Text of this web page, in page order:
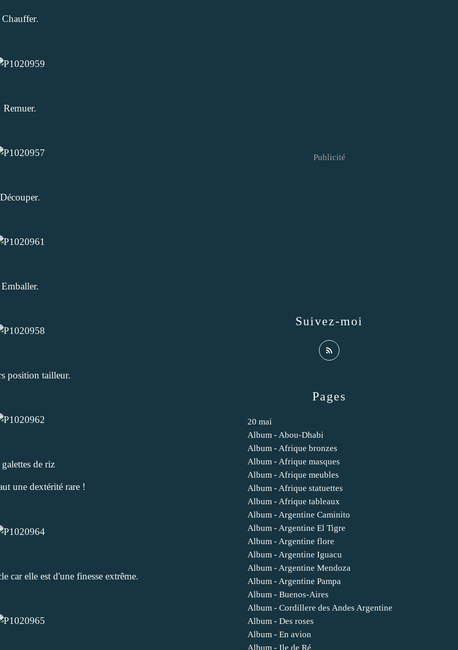
Chauffer.
Remuer.
Découper.
Emballer.
position tailleur.
de riz
une dextérité rare !
car elle est d'une finesse extrême.
Pages
20 mai
Album - Abou-Dhabi
Album - Afrique bronzes
Album - Afrique masques
Album - Afrique meubles
Album - Afrique statuettes
Album - Afrique tableaux
Album - Argentine Caminito
Album - Argentine El Tigre
Album - Argentine flore
Album - Argentine Iguacu
Album - Argentine Mendoza
Album - Argentine Pampa
Album - Buenos-Aires
Album - Cordillere des Andes Argentine
Album - Des roses
Album - En avion
Album - Ile de Ré
Suivez-moi
Publicité